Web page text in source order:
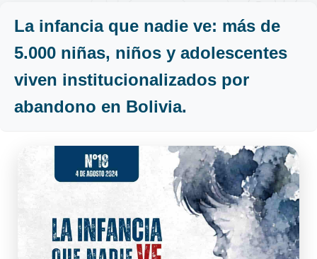
La infancia que nadie ve: más de
5.000 niñas, niños y adolescentes
viven institucionalizados por
abandono en Bolivia.